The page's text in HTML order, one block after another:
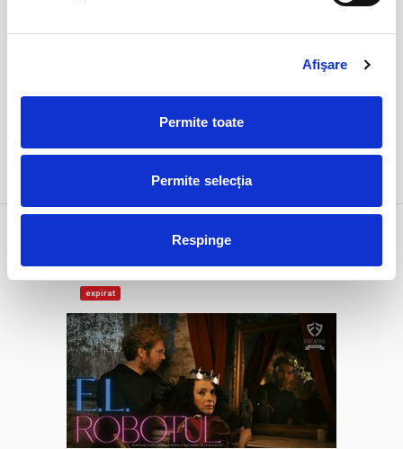
Afişare
Permite toate
Permite selecția
Respinge
expirat
Bucuresti, FF Theatre - Centru Vechi